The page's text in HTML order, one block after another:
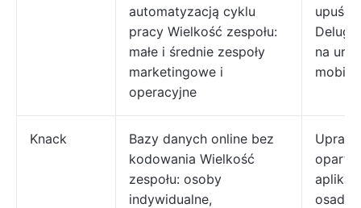
automatyzacją cyklu
pracy Wielkość zespołu:
małe i średnie zespoły
marketingowe i
operacyjne
na
Knack
Bazy danych online bez
kodowania Wielkość
zespołu: osoby
indywidualne,
oparte